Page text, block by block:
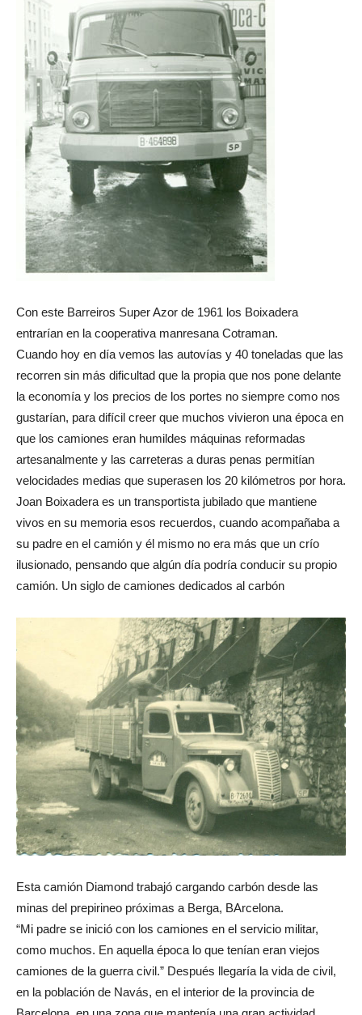
Con este Barreiros Super Azor de 1961 los Boixadera
entrarían en la cooperativa manresana Cotraman.
Cuando hoy en día vemos las autovías y 40 toneladas que las
recorren sin más dificultad que la propia que nos pone delante
la economía y los precios de los portes no siempre como nos
gustarían, para difícil creer que muchos vivieron una época en
que los camiones eran humildes máquinas reformadas
artesanalmente y las carreteras a duras penas permitían
velocidades medias que superasen los 20 kilómetros por hora.
Joan Boixadera es un transportista jubilado que mantiene
vivos en su memoria esos recuerdos, cuando acompañaba a
su padre en el camión y él mismo no era más que un crío
ilusionado, pensando que algún día podría conducir su propio
camión. Un siglo de camiones dedicados al carbón
Esta camión Diamond trabajó cargando carbón desde las
minas del prepirineo próximas a Berga, BArcelona.
“Mi padre se inició con los camiones en el servicio militar,
como muchos. En aquella época lo que tenían eran viejos
camiones de la guerra civil.” Después llegaría la vida de civil,
en la población de Navás, en el interior de la provincia de